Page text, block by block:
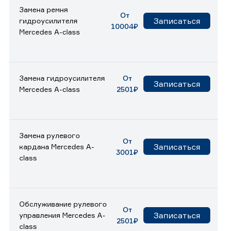
Замена ремня
гидроусилителя
Mercedes A-class
От
10004₽
Записаться
Замена гидроусилителя
Mercedes A-class
От
2501₽
Записаться
Замена рулевого
кардана Mercedes A-
class
От
3001₽
Записаться
Обслуживание рулевого
управления Mercedes A-
class
От
2501₽
Записаться